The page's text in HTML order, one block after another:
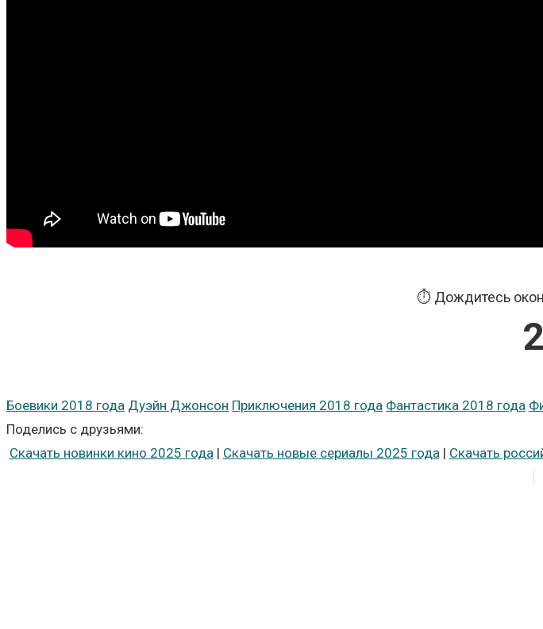
⏱️ Дождитесь
1
Боевики 2018 года Дуэйн Джонсон Приключения 2018 года Фантастика 2018 года
Поделись с друзьями:
Скачать новинки кино 2025 года| Скачать новые сериалы 2025 года| Скачать